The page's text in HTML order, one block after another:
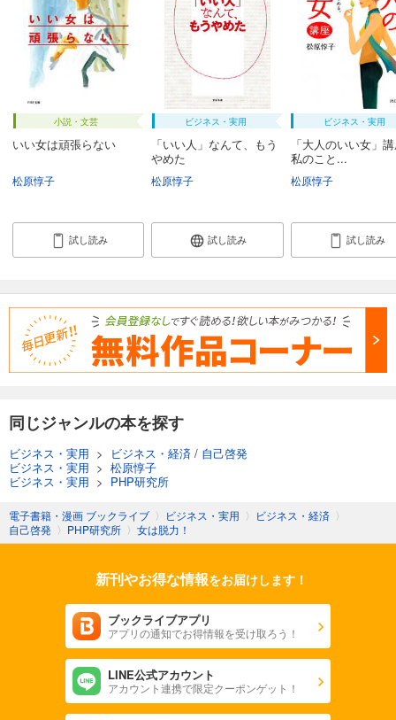
小説・文芸
いい女は頑張らない
松原惇子
試し読み
ビジネス・実用
「いい人」なんて、もう
やめた
松原惇子
試し読み
ビジネス・実用
「大人のいい女
私のこと...
松原惇子
試し読み
同じジャンルの本を探す
ビジネス・実用 > ビジネス・経済 / 自己啓発
ビジネス・実用 > 松原惇子
ビジネス・実用 > PHP研究所
電子書籍・漫画 ブックライブ 〉 ビジネス・実用 〉 ビジネス・経済 〉
自己啓発 〉 PHP研究所 〉 女は脱力！
新刊やお得な情報をお届けします！
ブックライブアプリ
アプリの通知でお得情報を受け取ろう！
LINE公式アカウント
アカウント連携で限定クーポンゲット！